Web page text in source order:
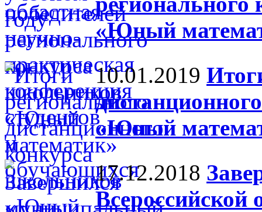
«Юный
10.01.2019
«Юный
17.12.2018